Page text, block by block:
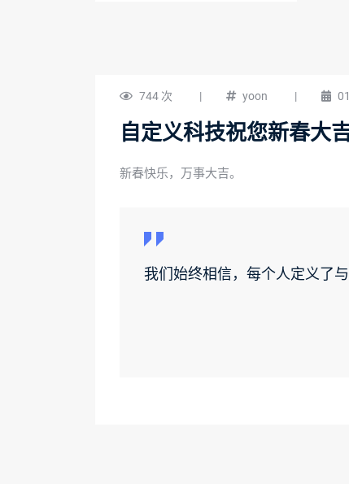
744 次 | yoon |
自定义科技祝您新春大
新春快乐，万事大吉。
我们始终相信，每个人定义了